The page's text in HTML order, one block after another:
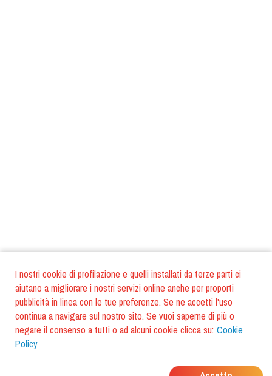
I nostri cookie di profilazione e quelli installati da terze parti ci
aiutano a migliorare i nostri servizi online anche per proporti
pubblicità in linea con le tue preferenze. Se ne accetti l'uso
continua a navigare sul nostro sito. Se vuoi saperne di più o
negare il consenso a tutti o ad alcuni cookie clicca su: Cookie
Policy
DOVE MANGIANO I